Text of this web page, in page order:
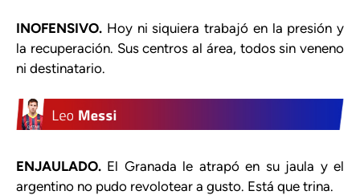
INOFENSIVO. Hoy ni siquiera trabajó en la presión y
la recuperación. Sus centros al área, todos sin veneno
ni destinatario.
ENJAULADO. El Granada le atrapó en su jaula y el
argentino no pudo revolotear a gusto. Está que trina.